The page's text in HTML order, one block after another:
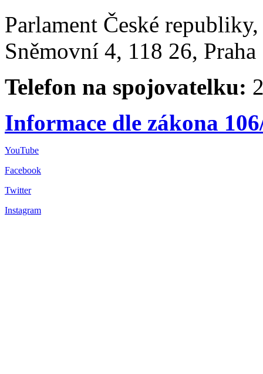
Parlament České
Sněmovní 4, 118 26,
Telefon na spojovatelku:
Informace dle zákona
YouTube
Facebook
Twitter
Instagram